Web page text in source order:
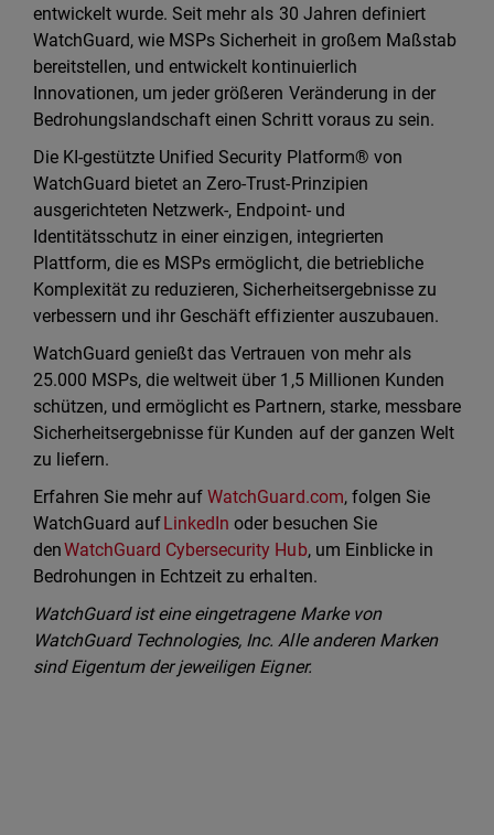
entwickelt wurde. Seit mehr als 30 Jahren definiert
WatchGuard, wie MSPs Sicherheit in großem Maßstab
bereitstellen, und entwickelt kontinuierlich
Innovationen, um jeder größeren Veränderung in der
Bedrohungslandschaft einen Schritt voraus zu sein.
Die KI-gestützte Unified Security Platform® von
WatchGuard bietet an Zero-Trust-Prinzipien
ausgerichteten Netzwerk-, Endpoint- und
Identitätsschutz in einer einzigen, integrierten
Plattform, die es MSPs ermöglicht, die betriebliche
Komplexität zu reduzieren, Sicherheitsergebnisse zu
verbessern und ihr Geschäft effizienter auszubauen.
WatchGuard genießt das Vertrauen von mehr als
25.000 MSPs, die weltweit über 1,5 Millionen Kunden
schützen, und ermöglicht es Partnern, starke, messbare
Sicherheitsergebnisse für Kunden auf der ganzen Welt
zu liefern.
Erfahren Sie mehr aufWatchGuard.com, folgen Sie
WatchGuard auf LinkedIn oder besuchen Sie
denWatchGuard Cybersecurity Hub, um Einblicke in
Bedrohungen in Echtzeit zu erhalten.
WatchGuard ist eine eingetragene Marke von
WatchGuard Technologies, Inc. Alle anderen Marken
sind Eigentum der jeweiligen Eigner.